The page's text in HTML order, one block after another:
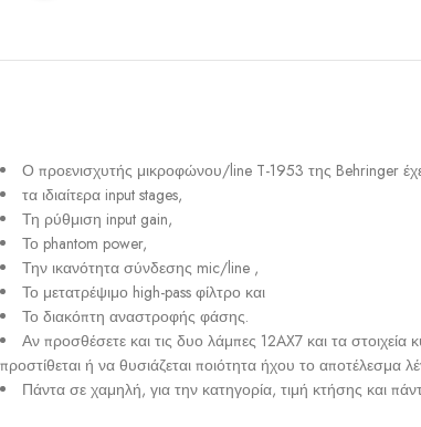
Ο προενισχυτής μικροφώνου/line T-1953 της Behringer
τα ιδιαίτερα input stages,
Τη ρύθμιση input gain,
Το phantom power,
Την ικανότητα σύνδεσης mic/line ,
Το μετατρέψιμο high-pass φίλτρο και
Το διακόπτη αναστροφής φάσης.
Αν προσθέσετε και τις δυο λάμπες 12AX7 και τα
προστίθεται ή να θυσιάζεται ποιότητα ήχου το αποτέλεσμα
Πάντα σε χαμηλή, για την κατηγορία, τιμή κτήσης και